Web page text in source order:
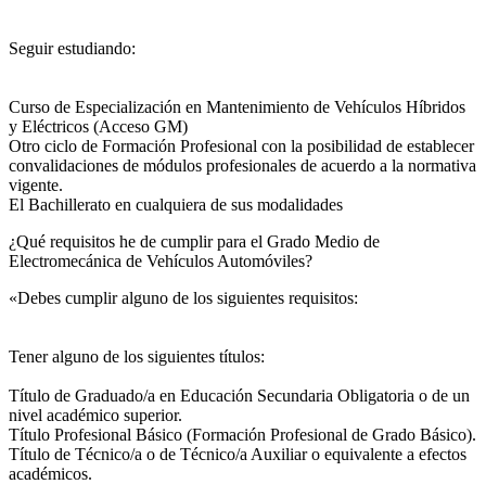
Seguir estudiando:
Curso de Especialización en Mantenimiento de Vehículos Híbridos
y Eléctricos (Acceso GM)
Otro ciclo de Formación Profesional con la posibilidad de establecer
convalidaciones de módulos profesionales de acuerdo a la normativa
vigente.
El Bachillerato en cualquiera de sus modalidades
¿Qué requisitos he de cumplir para el Grado Medio de
Electromecánica de Vehículos Automóviles?
«Debes cumplir alguno de los siguientes requisitos:
Tener alguno de los siguientes títulos:
Título de Graduado/a en Educación Secundaria Obligatoria o de un
nivel académico superior.
Título Profesional Básico (Formación Profesional de Grado Básico).
Título de Técnico/a o de Técnico/a Auxiliar o equivalente a efectos
académicos.